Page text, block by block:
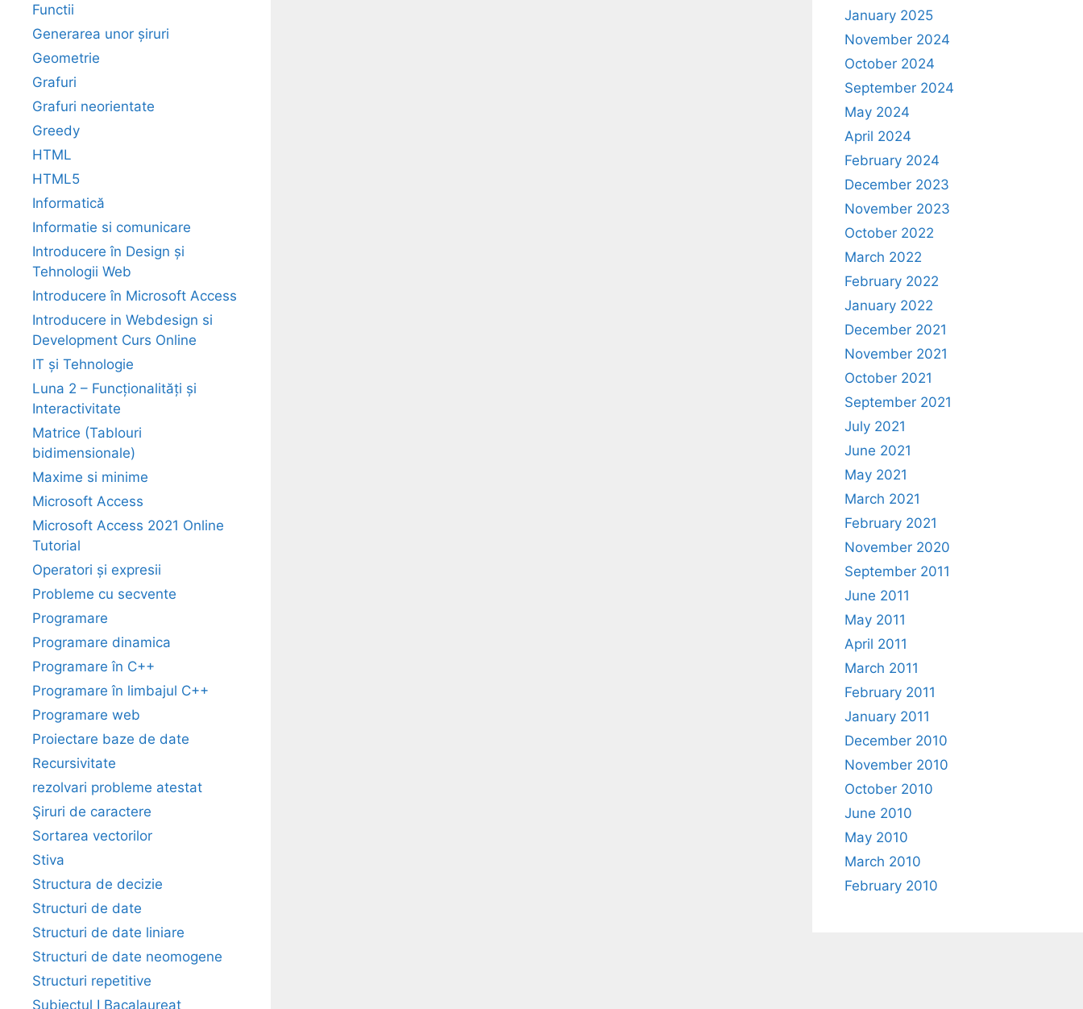
Functii
Generarea unor șiruri
Geometrie
Grafuri
Grafuri neorientate
Greedy
HTML
HTML5
Informatică
Informatie si comunicare
Introducere în Design și
Tehnologii Web
Introducere în Microsoft Access
Introducere in Webdesign si
Development Curs Online
IT și Tehnologie
Luna 2 – Funcționalități și
Interactivitate
Matrice (Tablouri
bidimensionale)
Maxime si minime
Microsoft Access
Microsoft Access 2021 Online
Tutorial
Operatori și expresii
Probleme cu secvente
Programare
Programare dinamica
Programare în C++
Programare în limbajul C++
Programare web
Proiectare baze de date
Recursivitate
rezolvari probleme atestat
Şiruri de caractere
Sortarea vectorilor
Stiva
Structura de decizie
Structuri de date
Structuri de date liniare
Structuri de date neomogene
Structuri repetitive
Subiectul I Bacalaureat
January 2025
November 2024
October 2024
September 2024
May 2024
April 2024
February 2024
December 2023
November 2023
October 2022
March 2022
February 2022
January 2022
December 2021
November 2021
October 2021
September 2021
July 2021
June 2021
May 2021
March 2021
February 2021
November 2020
September 2011
June 2011
May 2011
April 2011
March 2011
February 2011
January 2011
December 2010
November 2010
October 2010
June 2010
May 2010
March 2010
February 2010